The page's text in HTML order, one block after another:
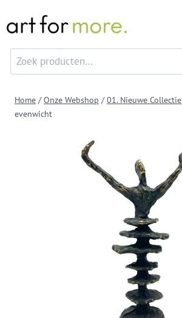
naar
Zoeken
naar:
Home / Onze Webshop / 01. Nieuwe Collectie
evenwicht